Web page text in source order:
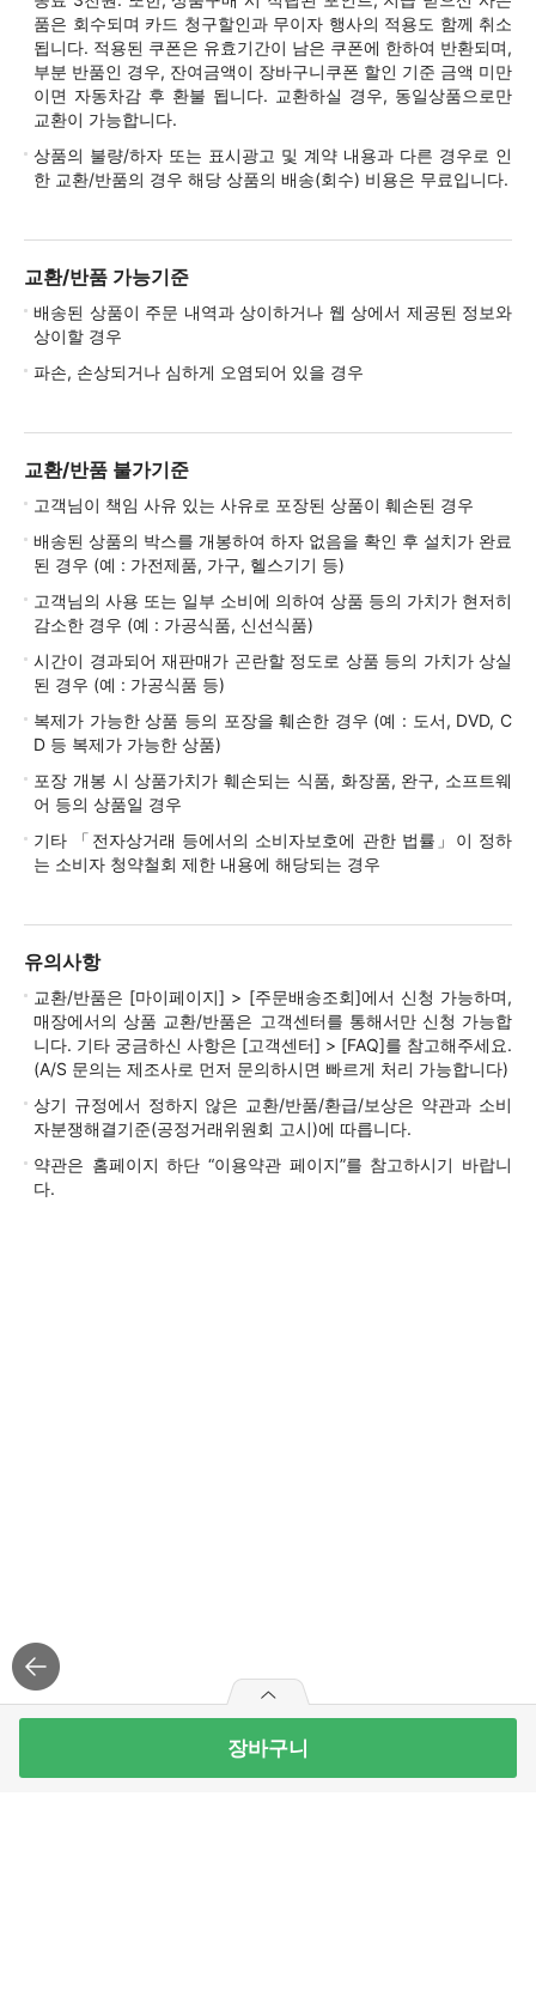
품은 회수되며 카드 청구할인과 무이자 행사의 적용도 함께 취소
됩니다. 적용된 쿠폰은 유효기간이 남은 쿠폰에 한하여 반환되며,
부분 반품인 경우, 잔여금액이 장바구니쿠폰 할인 기준 금액 미만
이면 자동차감 후 환불 됩니다. 교환하실 경우, 동일상품으로만
교환이 가능합니다.
상품의 불량/하자 또는 표시광고 및 계약 내용과 다른 경우로 인
한 교환/반품의 경우 해당 상품의 배송(회수) 비용은 무료입니다.
교환/반품 가능기준
배송된 상품이 주문 내역과 상이하거나 웹 상에서 제공된 정보와
상이할 경우
파손, 손상되거나 심하게 오염되어 있을 경우
교환/반품 불가기준
고객님이 책임 사유 있는 사유로 포장된 상품이 훼손된 경우
배송된 상품의 박스를 개봉하여 하자 없음을 확인 후 설치가 완료
된 경우 (예 : 가전제품, 가구, 헬스기기 등)
고객님의 사용 또는 일부 소비에 의하여 상품 등의 가치가 현저히
감소한 경우 (예 : 가공식품, 신선식품)
시간이 경과되어 재판매가 곤란할 정도로 상품 등의 가치가 상실
된 경우 (예 : 가공식품 등)
복제가 가능한 상품 등의 포장을 훼손한 경우 (예 : 도서, DVD, C
D 등 복제가 가능한 상품)
포장 개봉 시 상품가치가 훼손되는 식품, 화장품, 완구, 소프트웨
어 등의 상품일 경우
기타 「전자상거래 등에서의 소비자보호에 관한 법률」이 정하
는 소비자 청약철회 제한 내용에 해당되는 경우
유의사항
교환/반품은 [마이페이지] > [주문배송조회]에서 신청 가능하며,
매장에서의 상품 교환/반품은 고객센터를 통해서만 신청 가능합
니다. 기타 궁금하신 사항은 [고객센터] > [FAQ]를 참고해주세요.
(A/S 문의는 제조사로 먼저 문의하시면 빠르게 처리 가능합니다)
상기 규정에서 정하지 않은 교환/반품/환급/보상은 약관과 소비
자분쟁해결기준(공정거래위원회 고시)에 따릅니다.
약관은 홈페이지 하단 “이용약관 페이지”를 참고하시기 바랍니
다.
무항생제 오리 슬라이스구이 400g(팩)
장바구니